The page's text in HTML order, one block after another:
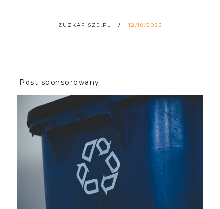
ZUZKAPISZE.PL 12/18/2023
Post sponsorowany